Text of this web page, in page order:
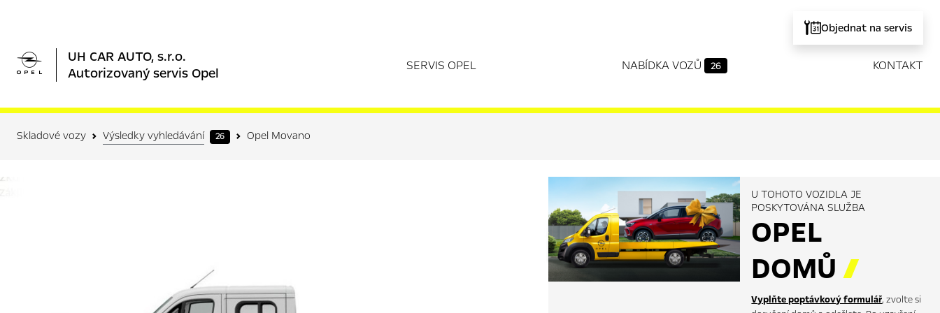
Objednat na servis

UH CAR AUTO, s.r.o.
Autorizovaný servis Opel
SERVIS OPEL NABÍDKA VOZŮ 26 KONTAKT
Skladové vozy Výsledky vyhledávání 26 Opel Movano
U TOHOTO VOZIDLA JE
POSKYTOVÁNA SLUŽBA
OPEL
DOMŮ
Vyplňte poptávkový formulář, zvolte si